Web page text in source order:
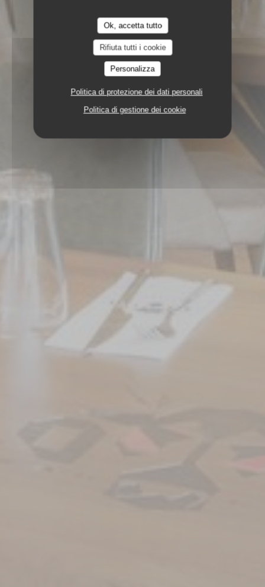
Ok, accetta tutto
Rifiuta tutti i cookie
Personalizza
Politica di protezione dei dati personali
Politica di gestione dei cookie